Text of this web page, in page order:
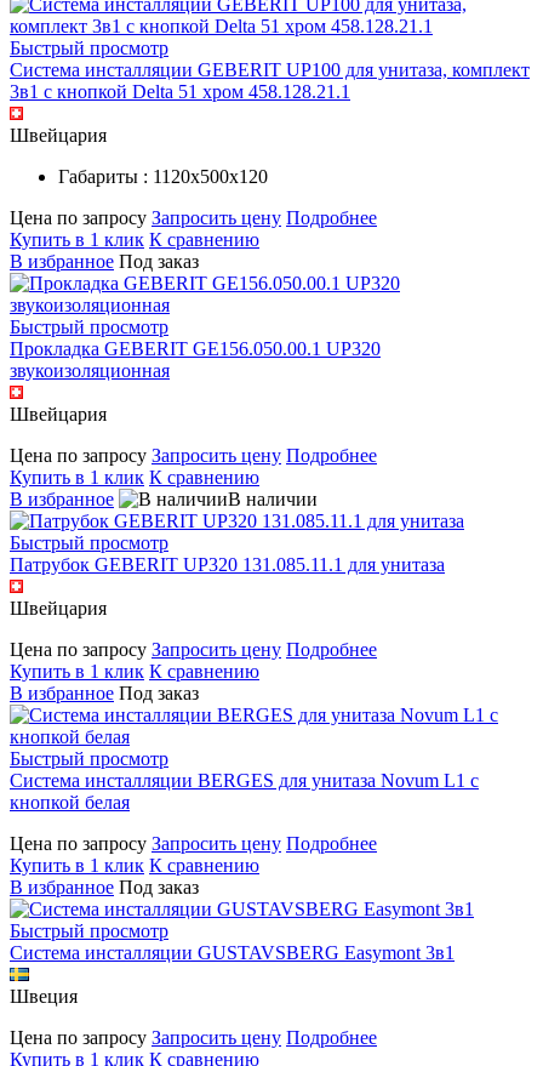
Быстрый просмотр
Система инсталляции GEBERIT UP100 для унитаза, комплект
3в1 с кнопкой Delta 51 хром 458.128.21.1
Швейцария
Габариты : 1120х500х120
Цена по запросу Запросить цену Подробнее
Купить в 1 клик К сравнению
В избранное Под заказ
Быстрый просмотр
Прокладка GEBERIT GE156.050.00.1 UP320
звукоизоляционная
Швейцария
Цена по запросу Запросить цену Подробнее
Купить в 1 клик К сравнению
В избранное
В наличии
Быстрый просмотр
Патрубок GEBERIT UP320 131.085.11.1 для унитаза
Швейцария
Цена по запросу Запросить цену Подробнее
Купить в 1 клик К сравнению
В избранное Под заказ
Быстрый просмотр
Система инсталляции BERGES для унитаза Novum L1 с
кнопкой белая
Цена по запросу Запросить цену Подробнее
Купить в 1 клик К сравнению
В избранное Под заказ
Быстрый просмотр
Система инсталляции GUSTAVSBERG Easymont 3в1
Швеция
Цена по запросу Запросить цену Подробнее
Купить в 1 клик К сравнению